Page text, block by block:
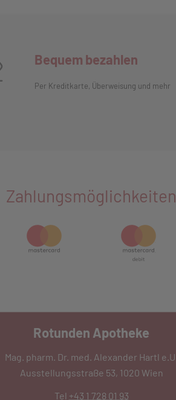
Bequem bezahlen
Per Kreditkarte, Überweisung und mehr
Zahlungsmöglichkeiten
Rotunden Apotheke
Mag. pharm. Dr. med. Alexander Hartl e.U.
Ausstellungsstraße 53, 1020 Wien
Tel +43 1 728 01 93